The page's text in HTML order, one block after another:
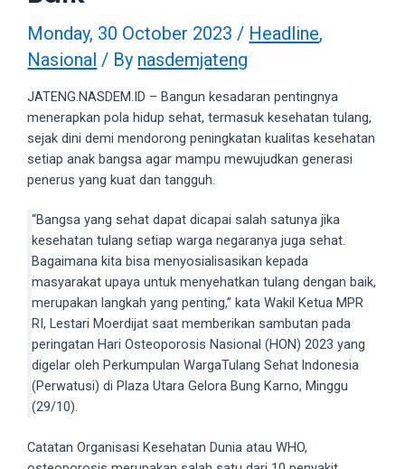
videos
website
several
different
formats.
18tube
porn
video
upload
processed
working
days.
Monday, 30 October 2023/ Headline,
Nasional / By nasdemjateng
JATENG.NASDEM.ID – Bangun kesadaran pentingnya
menerapkan pola hidup sehat, termasuk kesehatan tulang,
sejak dini demi mendorong peningkatan kualitas kesehatan
setiap anak bangsa agar mampu mewujudkan generasi
penerus yang kuat dan tangguh.
“Bangsa yang sehat dapat dicapai salah satunya jika
kesehatan tulang setiap warga negaranya juga sehat.
Bagaimana kita bisa menyosialisasikan kepada
masyarakat upaya untuk menyehatkan tulang dengan baik,
merupakan langkah yang penting,” kata Wakil Ketua MPR
RI, Lestari Moerdijat saat memberikan sambutan pada
peringatan Hari Osteoporosis Nasional (HON) 2023 yang
digelar oleh Perkumpulan WargaTulang Sehat lndonesia
(Perwatusi) di Plaza Utara Gelora Bung Karno, Minggu
(29/10).
Catatan Organisasi Kesehatan Dunia atau WHO,